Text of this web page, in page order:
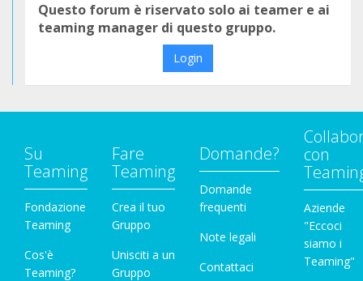
Questo forum è riservato solo ai teamer e ai
teaming manager di questo gruppo.
Login
Su
Teaming
Fondazione
Teaming
Cos'è
Teaming?
Fare
Teaming
Crea il tuo
Gruppo
Unisciti a un
Gruppo
Domande?
Domande
frequenti
Note legali
Contattaci
con
Aziende
"Eccoci
siamo i
Teaming"